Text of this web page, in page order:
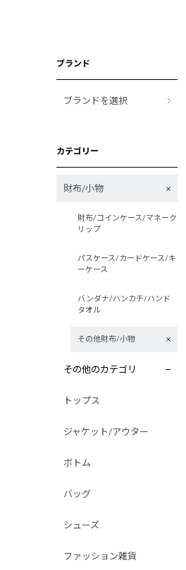
ブランド
ブランドを選択
カテゴリー
財布/小物
財布/コインケース/マネーク
リップ
パスケース/カードケース/キ
ーケース
バンダナ/ハンカチ/ハンド
タオル
その他財布/小物
その他のカテゴリ
トップス
ジャケット/アウター
ボトム
バッグ
シューズ
ファッション雑貨